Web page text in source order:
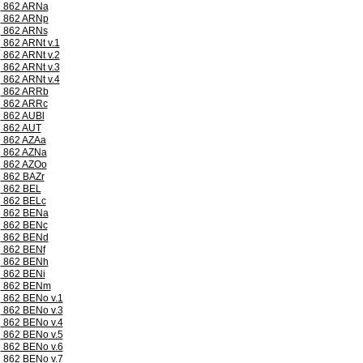
862 ARNa
862 ARNp
862 ARNs
862 ARNt v.1
862 ARNt v.2
862 ARNt v.3
862 ARNt v.4
862 ARRb
862 ARRc
862 AUBl
862 AUT
862 AZAa
862 AZNa
862 AZOo
862 BAZr
862 BEL
862 BELc
862 BENa
862 BENc
862 BENd
862 BENf
862 BENh
862 BENi
862 BENm
862 BENo v.1
862 BENo v.3
862 BENo v.4
862 BENo v.5
862 BENo v.6
862 BENo v.7